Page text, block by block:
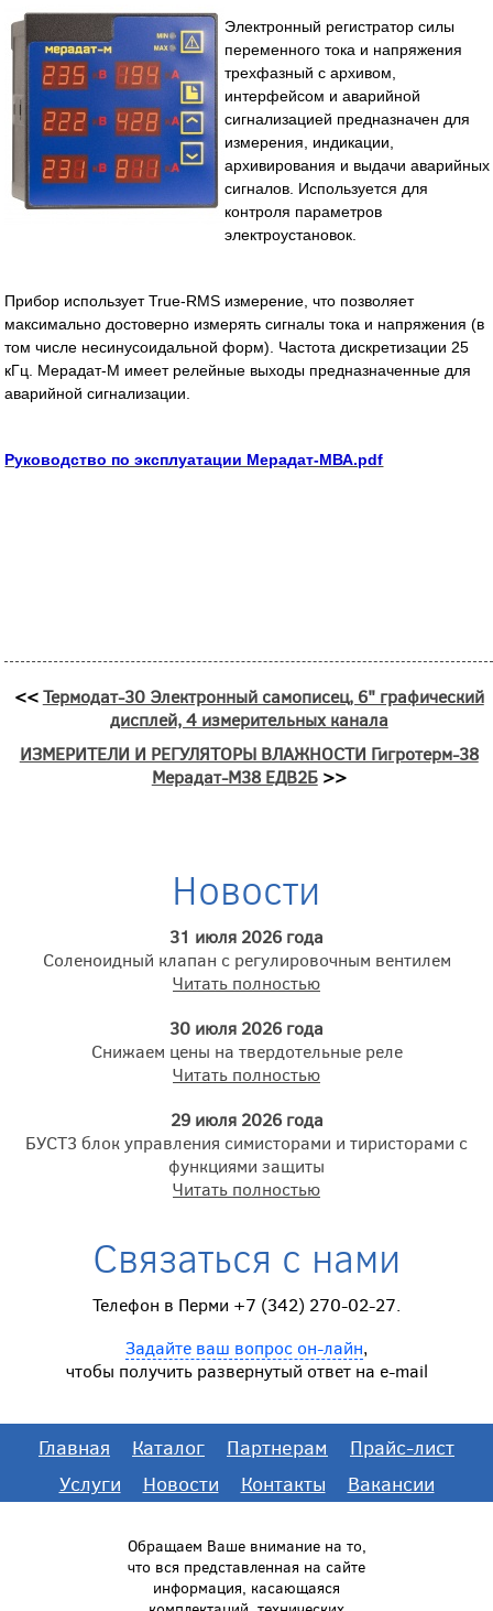
Электронный регистратор силы
переменного тока и напряжения
трехфазный с архивом,
интерфейсом и аварийной
сигнализацией предназначен для
измерения, индикации,
архивирования и выдачи аварийных
сигналов. Используется для
контроля параметров
электроустановок.
Прибор использует True-RMS измерение, что позволяет
максимально достоверно измерять сигналы тока и напряжения (в
том числе несинусоидальной форм). Частота дискретизации 25
кГц. Мерадат-М имеет релейные выходы предназначенные для
аварийной сигнализации.
Руководство по эксплуатации Мерадат-MВА.pdf
<<Термодат-30 Электронный самописец, 6" графический
дисплей, 4 измерительных канала
ИЗМЕРИТЕЛИ И РЕГУЛЯТОРЫ ВЛАЖНОСТИ Гигротерм-38
Мерадат-М38 ЕДВ2Б>>
Новости
31 июля 2026 года
Соленоидный клапан с регулировочным вентилем
Читать полностью
30 июля 2026 года
Снижаем цены на твердотельные реле
Читать полностью
29 июля 2026 года
БУСТ3 блок управления симисторами и тиристорами с
функциями защиты
Читать полностью
Связаться с нами
Телефон в Перми +7 (342) 270-02-27.
Задайте ваш вопрос он-лайн,
чтобы получить развернутый ответ на e-mail
Главная Каталог Партнерам
Прайс-лист
Услуги
Новости Контакты Вакансии
Обращаем Ваше внимание на то,
что вся представленная на сайте
информация, касающаяся